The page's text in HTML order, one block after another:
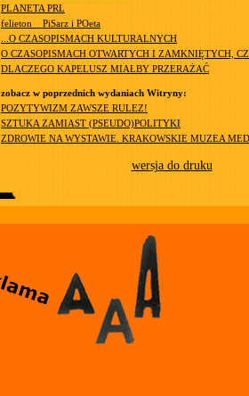
PLANETA PRL
felieton__PiSarz i POeta
...O CZASOPISMACH KULTURALNYCH
O CZASOPISMACH OTWARTYCH I ZAMKNIĘTYCH,
DLACZEGO KAPELUSZ MIAŁBY PRZERAŻAĆ
zobacz w poprzednich wydaniach Witryny:
POZYTYWIZM ZAWSZE RULEZ!
SZTUKA ZAMIAST (PSEUDO)POLITYKI
ZDROWIE NA WYSTAWIE. KRAKOWSKIE MUZEA
wersja do druku